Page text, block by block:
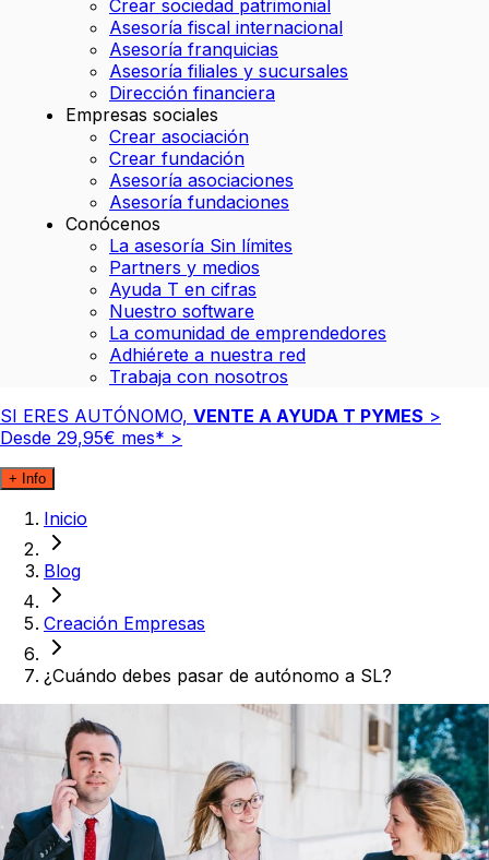
Crear sociedad patrimonial
Asesoría fiscal internacional
Asesoría franquicias
Asesoría filiales y sucursales
Dirección financiera
Empresas sociales
Crear asociación
Crear fundación
Asesoría asociaciones
Asesoría fundaciones
Conócenos
La asesoría Sin límites
Partners y medios
Ayuda T en cifras
Nuestro software
La comunidad de emprendedores
Adhiérete a nuestra red
Trabaja con nosotros
SI ERES AUTÓNOMO, VENTE A AYUDA T PYMES >
Desde 29,95€ mes* >
+ Info
Inicio
Blog
Creación Empresas
¿Cuándo debes pasar de autónomo a SL?